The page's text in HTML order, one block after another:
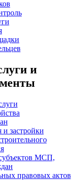
и
и застройки
МСП,
правовых актов